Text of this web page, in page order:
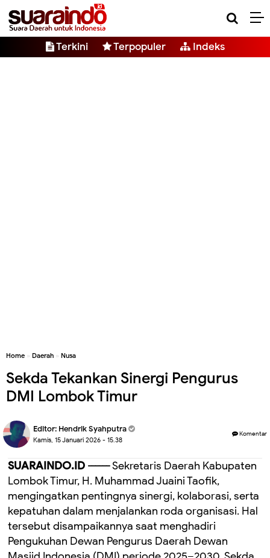
Terkini Terpopuler Indeks
Home » Daerah » Nusa
Sekda Tekankan Sinergi Pengurus
DMI Lombok Timur
Editor: Hendrik Syahputra
Kamis, 15 Januari 2026 - 15.38
Komentar
SUARAINDO.ID ------Sekretaris Daerah Kabupaten
Lombok Timur, H. Muhammad Juaini Taofik,
mengingatkan pentingnya sinergi, kolaborasi, serta
kepatuhan dalam menjalankan roda organisasi. Hal
tersebut disampaikannya saat menghadiri
Pengukuhan Dewan Pengurus Daerah Dewan